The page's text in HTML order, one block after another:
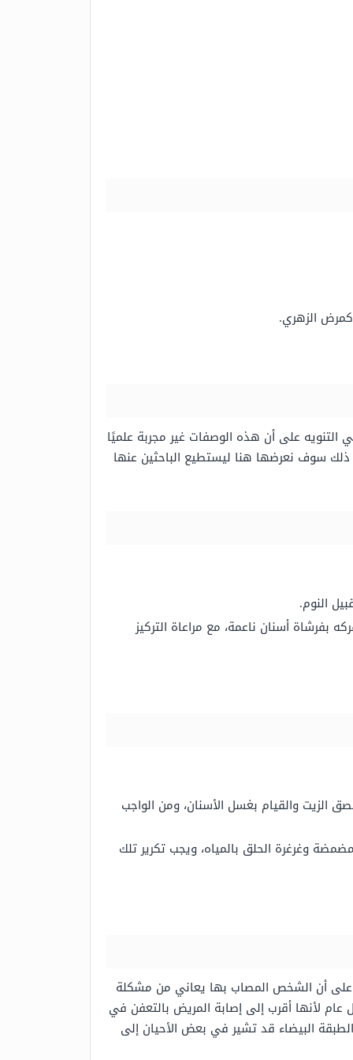
كمرض الزهري.
على أن هذه الوصفات غير مجربة علميًا
سوف نعرضها هنا ليستطيع الباحثين عنها
النوم.
أسنان ناعمة، مع مراعاة التركيز
الزيت والقيام بغسل الأسنان، ومن الواجب
وغرغرة الحلق بالمياه، ويجب تكرير تلك
على أن الشخص المصاب بها يعاني من مشكلة
لأنها أقرب إلى إصابة المريض بالتعفن في
البيضاء قد تشير في بعض الأحيان إلى